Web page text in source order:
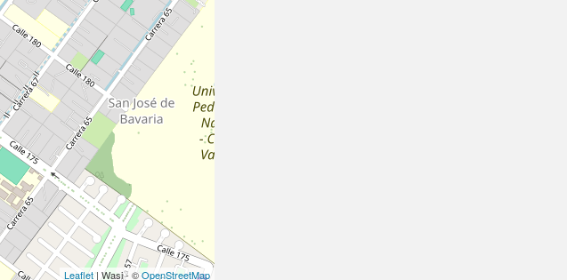
Leaflet| Wasi - ©OpenStreetMap